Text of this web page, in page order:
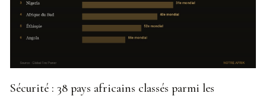
Sécurité : 38 pays africains classés parmi les